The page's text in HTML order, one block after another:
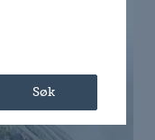
Søk